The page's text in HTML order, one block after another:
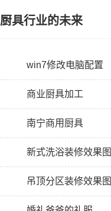
厨具行业的未来
win7修改电脑配置
商业厨具加工
南宁商用厨具
新式洗浴装修效果图
吊顶分区装修效果图